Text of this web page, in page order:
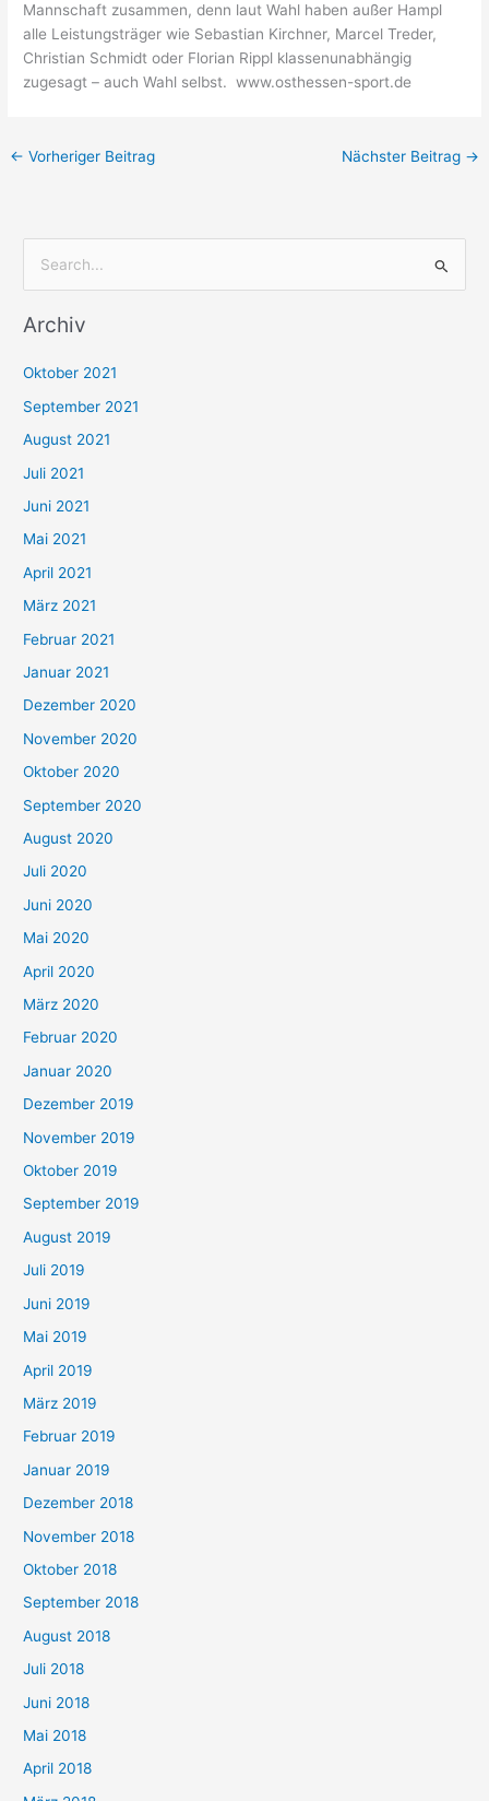
Mannschaft zusammen, denn laut Wahl haben außer Hampl
alle Leistungsträger wie Sebastian Kirchner, Marcel Treder,
Christian Schmidt oder Florian Rippl klassenunabhängig
zugesagt – auch Wahl selbst. www.osthessen-sport.de
← Vorheriger Beitrag Nächster Beitrag →
c
n
n
a
c
h
:
Archiv
Oktober 2021
September 2021
August 2021
Juli 2021
Juni 2021
Mai 2021
April 2021
März 2021
Februar 2021
Januar 2021
Dezember 2020
November 2020
Oktober 2020
September 2020
August 2020
Juli 2020
Juni 2020
Mai 2020
April 2020
März 2020
Februar 2020
Januar 2020
Dezember 2019
November 2019
Oktober 2019
September 2019
August 2019
Juli 2019
Juni 2019
Mai 2019
April 2019
März 2019
Februar 2019
Januar 2019
Dezember 2018
November 2018
Oktober 2018
September 2018
August 2018
Juli 2018
Juni 2018
Mai 2018
April 2018